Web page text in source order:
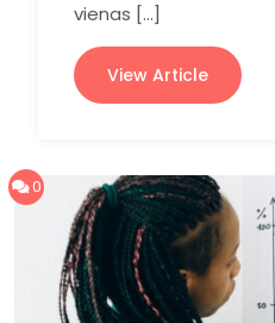
vienas […]
View Article
0